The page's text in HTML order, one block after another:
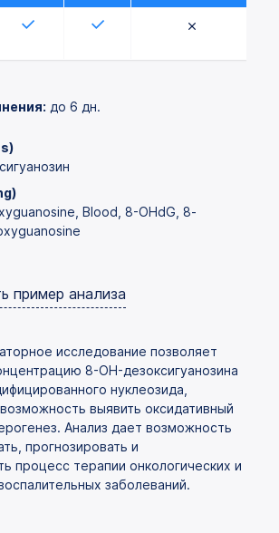
до 6 дн.
Blood, 8-OHdG, 8-
пример анализа
исследование позволяет
8-OH-дезоксигуанозина
нуклеозида,
выявить оксидативный
Анализ дает возможность
прогнозировать и
процесс терапии онкологических и
заболеваний.